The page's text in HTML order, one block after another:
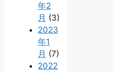
年2
月 (3)
2023
年1
月 (7)
2022